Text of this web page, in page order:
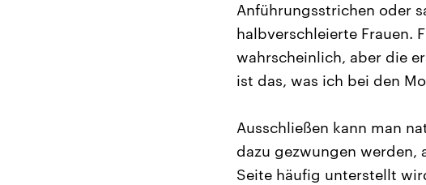
Anführungsstrichen oder
halbverschleierte Frauen.
wahrscheinlich, aber die
ist das, was ich bei den
Ausschließen kann man
dazu gezwungen werden,
Seite häufig unterstellt